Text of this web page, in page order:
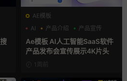
AE模板
AI
产品介绍 产品宣传
Ae模板 AI人工智能SaaS软件
产品发布会宣传展示4K片头
1周前